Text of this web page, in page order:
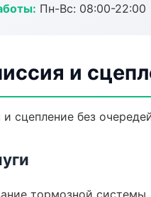
Пн-Вс: 08:00-22:00
и
сцепление без
тормозной системы